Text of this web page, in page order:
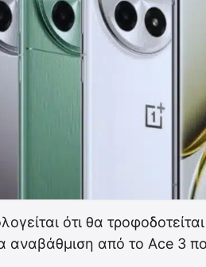
ότι θα
αναβάθμιση από το Ace 3